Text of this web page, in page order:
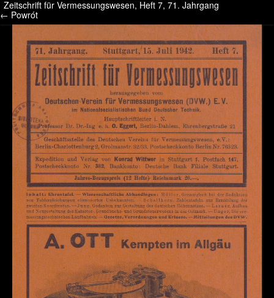
/* */ /* */ /* pliki_strona_po_stronie */
Zeitschrift für Vermessungswesen, Heft 7, 71. Jahrgang
← Powrót